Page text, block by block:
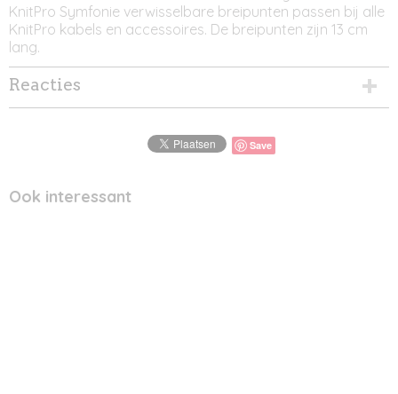
KnitPro Symfonie verwisselbare breipunten passen bij alle
KnitPro kabels en accessoires. De breipunten zijn 13 cm
lang.
Reacties
Save
Ook interessant